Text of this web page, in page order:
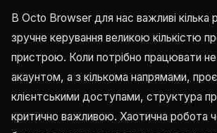
В Octo Browser для нас важливі
зручне керування великою кількістю
пристрою. Коли потрібно працювати
акаунтом, а з кількома напрямами,
клієнтськими доступами, структура
критично важливою. Хаотична робота